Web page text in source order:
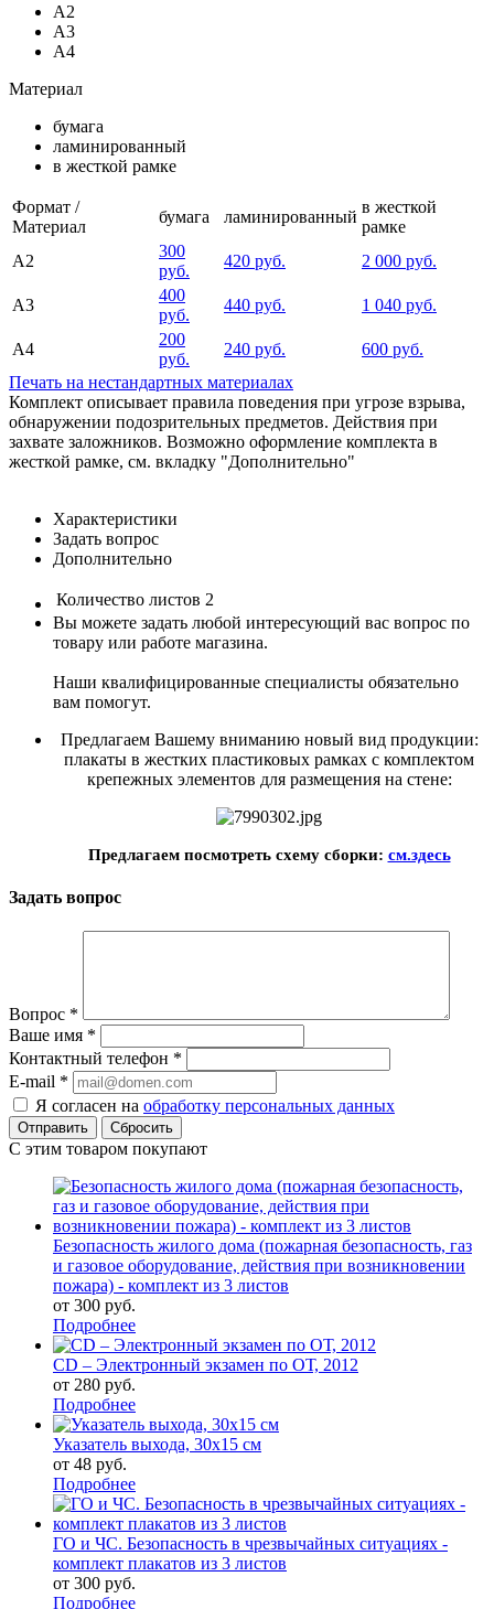
А2
А3
А4
Материал
бумага
ламинированный
в жесткой рамке
Формат /
Материал
бумага ламинированный
в жесткой
рамке
А2
300
руб.
420 руб. 2 000 руб.
А3
400
руб.
440 руб. 1 040 руб.
А4
200
руб.
240 руб.
600 руб.
Печать на нестандартных материалах
Комплект описывает правила поведения при угрозе взрыва,
обнаружении подозрительных предметов. Действия при
захвате заложников. Возможно оформление комплекта в
жесткой рамке, см. вкладку "Дополнительно"
Характеристики
Задать вопрос
Дополнительно
Количество листов 2
Вы можете задать любой интересующий вас вопрос по
товару или работе магазина.
Наши квалифицированные специалисты обязательно
вам помогут.
Предлагаем Вашему вниманию новый вид продукции:
плакаты в жестких пластиковых рамках с комплектом
крепежных элементов для размещения на стене:
Предлагаем посмотреть схему сборки: см.здесь
Задать вопрос
Вопрос *
Ваше имя *
Контактный телефон *
E-mail *
Я согласен на обработку персональных данных
Сбросить
С этим товаром покупают
Безопасность жилого дома (пожарная безопасность, газ
и газовое оборудование, действия при возникновении
пожара) - комплект из 3 листов
от 300 руб.
Подробнее
CD – Электронный экзамен по ОТ, 2012
от 280 руб.
Подробнее
Указатель выхода, 30х15 см
от 48 руб.
Подробнее
ГО и ЧС. Безопасность в чрезвычайных ситуациях -
комплект плакатов из 3 листов
от 300 руб.
Подробнее